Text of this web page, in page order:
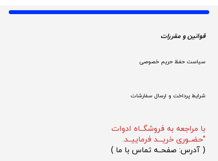
قوانین و مقررات
سیاست حفظ حریم خصوصی
شرایط پرداخت و ارسال سفارشات
با مراجعه به فروشگــاه ادوات
"حضــوری خریـــد فرماییــد.
( آدرس: صفحــه تماس با ما )